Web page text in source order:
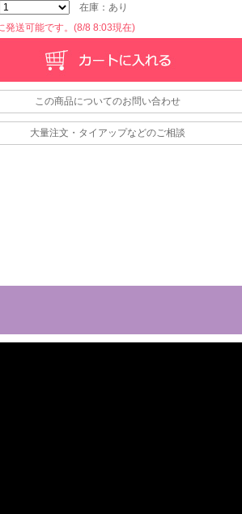
在庫：あり
発送可能です。(8/8 8:03現在)
この商品についてのお問い合わせ
大量注文・タイアップなどのご相談